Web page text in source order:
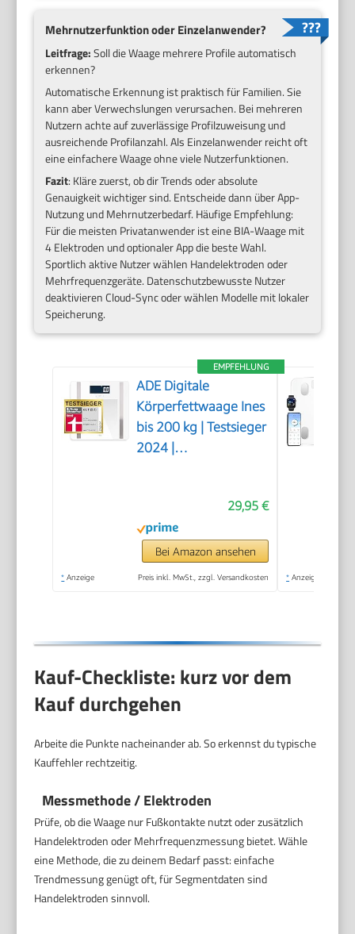
Mehrnutzerfunktion oder Einzelanwender?
Leitfrage:Soll die Waage mehrere Profile automatisch
erkennen?
Automatische Erkennung ist praktisch für Familien. Sie
kann aber Verwechslungen verursachen. Bei mehreren
Nutzern achte auf zuverlässige Profilzuweisung und
ausreichende Profilanzahl. Als Einzelanwender reicht oft
eine einfachere Waage ohne viele Nutzerfunktionen.
Fazit: Kläre zuerst, ob dir Trends oder absolute
Genauigkeit wichtiger sind. Entscheide dann über App-
Nutzung und Mehrnutzerbedarf. Häufige Empfehlung:
Für die meisten Privatanwender ist eine BIA-Waage mit
4 Elektroden und optionaler App die beste Wahl.
Sportlich aktive Nutzer wählen Handelektroden oder
Mehrfrequenzgeräte. Datenschutzbewusste Nutzer
deaktivieren Cloud-Sync oder wählen Modelle mit lokaler
Speicherung.
EMPFEHLUNG
ADE Digitale
Körperfettwaage Ines
bis 200 kg | Testsieger
2024 |
BMI, Muskelmasse,
Körperwasser,
Gewicht, BMR |
Körperwaage mit
29,95 €
Bei Amazon ansehen
* Anzeige Preis inkl. MwSt., zzgl. Versandkosten * Anzeige
Kauf-Checkliste: kurz vor dem
Kauf durchgehen
Arbeite die Punkte nacheinander ab. So erkennst du typische
Kauffehler rechtzeitig.
Messmethode / Elektroden
Prüfe, ob die Waage nur Fußkontakte nutzt oder zusätzlich
Handelektroden oder Mehrfrequenzmessung bietet. Wähle
eine Methode, die zu deinem Bedarf passt: einfache
Trendmessung genügt oft, für Segmentdaten sind
Handelektroden sinnvoll.